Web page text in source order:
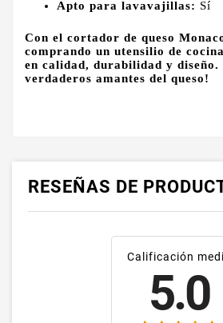
Apto para lavavajillas: Sí
Con el cortador de queso
comprando un utensilio de
en calidad, durabilidad y diseño.
verdaderos amantes del queso!
RESEÑAS DE
Calificación
5.0